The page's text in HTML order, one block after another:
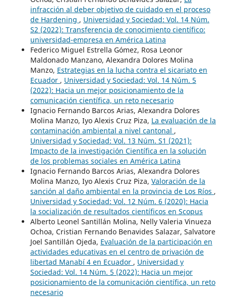
infracción al deber objetivo de cuidado en el proceso
de Hardening , Universidad y Sociedad: Vol. 14 Núm.
S2 (2022): Transferencia de conocimiento científico:
universidad-empresa en América Latina
Federico Miguel Estrella Gómez, Rosa Leonor
Maldonado Manzano, Alexandra Dolores Molina
Manzo, Estrategias en la lucha contra el sicariato en
Ecuador , Universidad y Sociedad: Vol. 14 Núm. 5
(2022): Hacia un mejor posicionamiento de la
comunicación científica, un reto necesario
Ignacio Fernando Barcos Arias, Alexandra Dolores
Molina Manzo, Iyo Alexis Cruz Piza, La evaluación de la
contaminación ambiental a nivel cantonal ,
Universidad y Sociedad: Vol. 13 Núm. S1 (2021):
Impacto de la investigación Científica en la solución
de los problemas sociales en América Latina
Ignacio Fernando Barcos Arias, Alexandra Dolores
Molina Manzo, Iyo Alexis Cruz Piza, Valoración de la
sanción al daño ambiental en la provincia de Los Ríos ,
Universidad y Sociedad: Vol. 12 Núm. 6 (2020): Hacia
la socialización de resultados científicos en Scopus
Alberto Leonel Santillán Molina, Nelly Valeria Vinueza
Ochoa, Cristian Fernando Benavides Salazar, Salvatore
Joel Santillán Ojeda, Evaluación de la participación en
actividades educativas en el centro de privación de
libertad Manabí 4 en Ecuador , Universidad y
Sociedad: Vol. 14 Núm. 5 (2022): Hacia un mejor
posicionamiento de la comunicación científica, un reto
necesario